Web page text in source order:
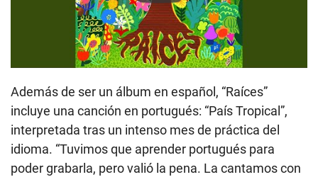
Además de ser un álbum en español, “Raíces”
incluye una canción en portugués: “País Tropical”,
interpretada tras un intenso mes de práctica del
idioma. “Tuvimos que aprender portugués para
poder grabarla, pero valió la pena. La cantamos con